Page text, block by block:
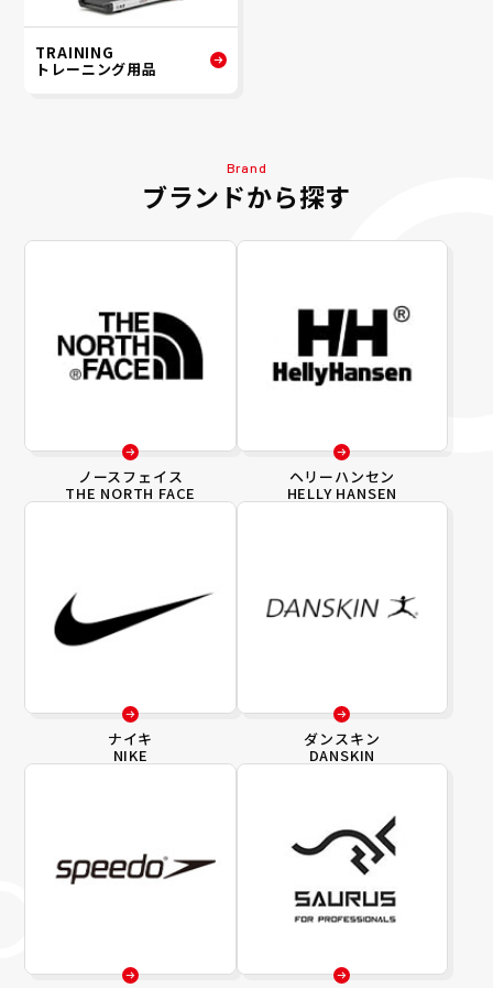
TRAINING
トレーニング用品
Brand
ブランドから探す
ノースフェイス
THE NORTH FACE
ヘリーハンセン
HELLY HANSEN
ナイキ
NIKE
ダンスキン
DANSKIN